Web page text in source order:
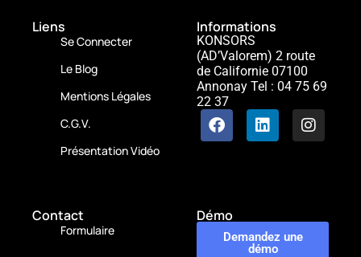
Liens
Se Connecter
Le Blog
Mentions Légales
C.G.V.
Présentation Vidéo
Informations
KONSORS
(AD’Valorem) 2 route
de Californie 07100
Annonay Tel : 04 75 69
22 37
Contact
Formulaire
Démo
Demandez une
démo